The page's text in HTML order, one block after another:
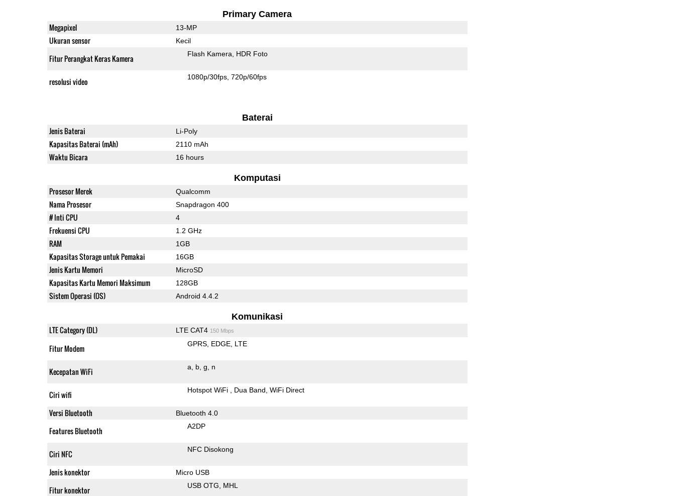
Primary Camera
Megapixel 13-MP
Ukuran sensor Kecil
Fitur Perangkat Keras Kamera Flash Kamera HDR Foto
resolusi video 1080p/30fps 720p/60fps
Baterai
Jenis Baterai Li-Poly
Kapasitas Baterai (mAh) 2110 mAh
Waktu Bicara 16 hours
Komputasi
Prosesor Merek Qualcomm
Nama Prosesor Snapdragon 400
# Inti CPU 4
Frekuensi CPU 1.2 GHz
RAM 1GB
Kapasitas Storage untuk Pemakai 16GB
Jenis Kartu Memori MicroSD
Kapasitas Kartu Memori Maksimum 128GB
Sistem Operasi (OS) Android 4.4.2
Komunikasi
LTE Category (DL) LTE CAT4 150 Mbps
Fitur Modem GPRS EDGE LTE
Kecepatan WiFi a b g n
Ciri wifi Hotspot WiFi Dua Band WiFi Direct
Versi Bluetooth Bluetooth 4.0
Features Bluetooth A2DP
Ciri NFC NFC Disokong
Jenis konektor Micro USB
Fitur konektor USB OTG MHL